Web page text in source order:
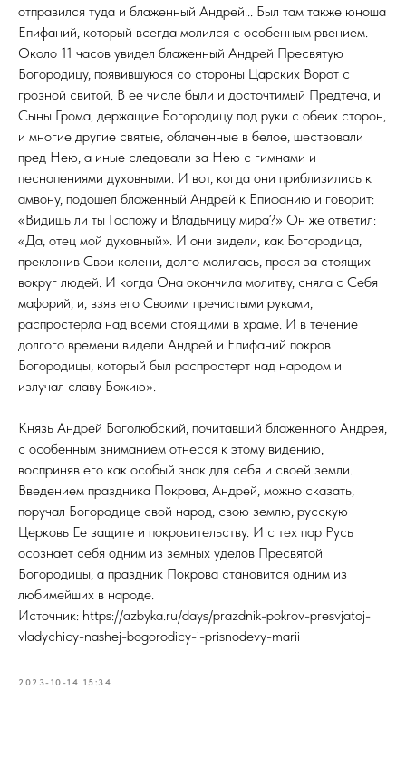
отправился туда и блаженный Андрей... Был там также юноша
Епифаний, который всегда молился с особенным рвением.
Около 11 часов увидел блаженный Андрей Пресвятую
Богородицу, появившуюся со стороны Царских Ворот с
грозной свитой. В ее числе были и досточтимый Предтеча, и
Сыны Грома, держащие Богородицу под руки с обеих сторон,
и многие другие святые, облаченные в белое, шествовали
пред Нею, а иные следовали за Нею с гимнами и
песнопениями духовными. И вот, когда они приблизились к
амвону, подошел блаженный Андрей к Епифанию и говорит:
«Видишь ли ты Госпожу и Владычицу мира?» Он же ответил:
«Да, отец мой духовный». И они видели, как Богородица,
преклонив Свои колени, долго молилась, прося за стоящих
вокруг людей. И когда Она окончила молитву, сняла с Себя
мафорий, и, взяв его Своими пречистыми руками,
распростерла над всеми стоящими в храме. И в течение
долгого времени видели Андрей и Епифаний покров
Богородицы, который был распростерт над народом и
излучал славу Божию».
Князь Андрей Боголюбский, почитавший блаженного Андрея,
с особенным вниманием отнесся к этому видению,
восприняв его как особый знак для себя и своей земли.
Введением праздника Покрова, Андрей, можно сказать,
поручал Богородице свой народ, свою землю, русскую
Церковь Ее защите и покровительству. И с тех пор Русь
осознает себя одним из земных уделов Пресвятой
Богородицы, а праздник Покрова становится одним из
любимейших в народе.
Источник: https://azbyka.ru/days/prazdnik-pokrov-presvjatoj-
vladychicy-nashej-bogorodicy-i-prisnodevy-marii
2023-10-14 15:34